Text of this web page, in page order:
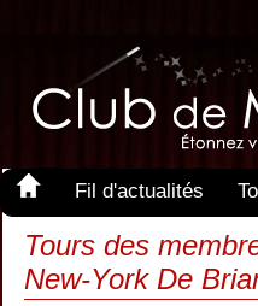
Fil d'actualités
Tours des
New-York De